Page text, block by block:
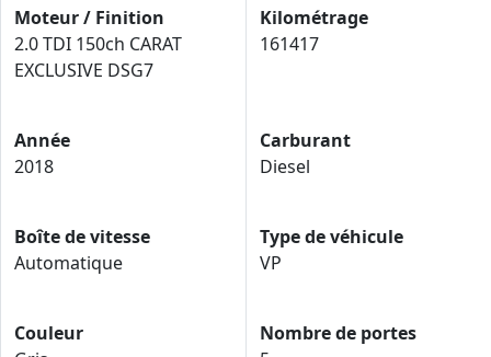
Moteur / Finition
2.0 TDI 150ch CARAT
EXCLUSIVE DSG7
Kilométrage
161417
Année
2018
Carburant
Diesel
Boîte de vitesse
Automatique
Type de véhicule
VP
Couleur
Nombre de portes